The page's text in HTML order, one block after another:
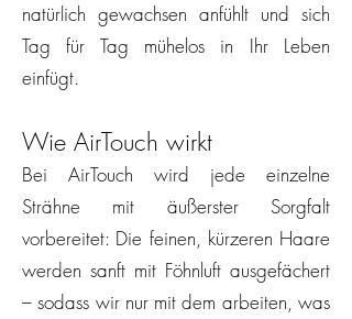
natürlich gewachsen anfühlt und sich
Tag für Tag mühelos in Ihr Leben
einfügt.
Wie AirTouch wirkt
Bei AirTouch wird jede einzelne
Strähne mit äußerster Sorgfalt
vorbereitet: Die feinen, kürzeren Haare
werden sanft mit Föhnluft ausgefächert
– sodass wir nur mit dem arbeiten, was